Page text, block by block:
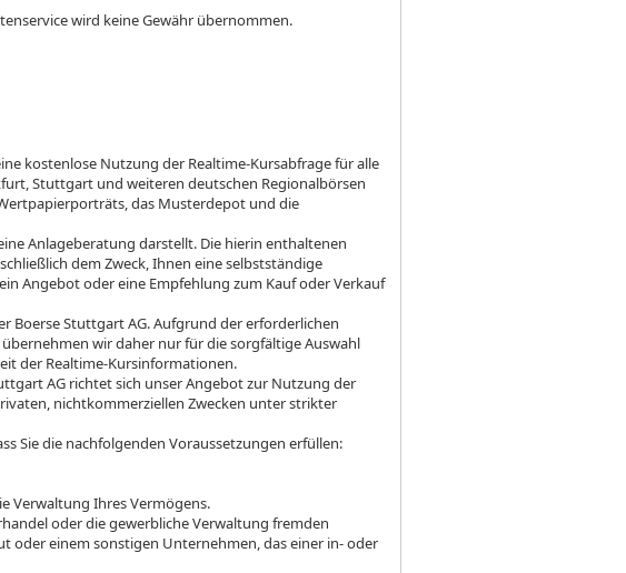
wird keine Gewähr übernommen.
kostenlose Nutzung der Realtime-Kursabfrage für alle
Stuttgart und weiteren deutschen Regionalbörsen
das Musterdepot und die
Anlageberatung darstellt. Die hierin enthaltenen
dem Zweck, Ihnen eine selbstständige
Angebot oder eine Empfehlung zum Kauf oder Verkauf
Boerse Stuttgart AG. Aufgrund der erforderlichen
wir daher nur für die sorgfältige Auswahl
der Realtime-Kursinformationen.
AG richtet sich unser Angebot zur Nutzung der
nichtkommerziellen Zwecken unter strikter
Sie die nachfolgenden Voraussetzungen erfüllen:
Verwaltung Ihres Vermögens.
oder die gewerbliche Verwaltung fremden
oder einem sonstigen Unternehmen, das einer in- oder